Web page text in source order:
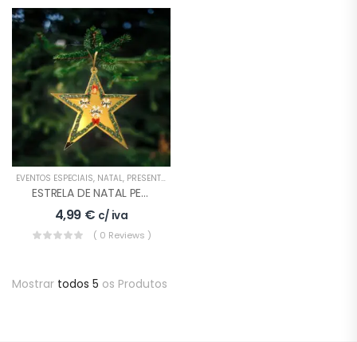
EVENTOS ESPECIAIS, NATAL, PRESENTES
ESTRELA DE NATAL PERSONALIZADA MODELO 2
4,99 € c/ iva
( 0 Reviews )
Mostrar todos 5 os Produtos